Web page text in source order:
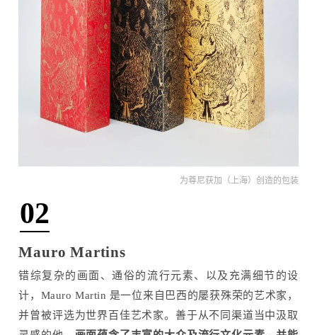
为尊尼获加（上海）创造的包装
02
Mauro Martins
错综复杂的画面、通俗的流行元素、以及充满细节的设
计，Mauro Martin 是一位来自巴西的屡获殊荣的艺术家，
并曾被评选为世界百佳艺术家。善于从不同渠道当中汲取